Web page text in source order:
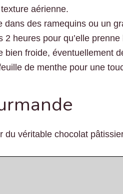
aérienne.
dans des ramequins ou un
2 heures pour qu’elle prenne
bien froide, éventuellement
de menthe pour une
du véritable chocolat